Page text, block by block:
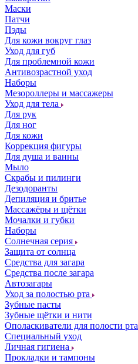
Маски
Патчи
Пэды
Для кожи вокруг глаз
Уход для губ
Для проблемной кожи
Антивозрастной уход
Наборы
Мезороллеры и массажеры
Уход для тела
Для рук
Для ног
Для кожи
Коррекция фигуры
Для душа и ванны
Мыло
Скрабы и пилинги
Дезодоранты
Депиляция и бритье
Массажёры и щётки
Мочалки и губки
Наборы
Солнечная серия
Защита от солнца
Средства для загара
Средства после загара
Автозагары
Уход за полостью рта
Зубные пасты
Зубные щётки и нити
Ополаскиватели для полости рта
Специальный уход
Личная гигиена
Прокладки и тампоны